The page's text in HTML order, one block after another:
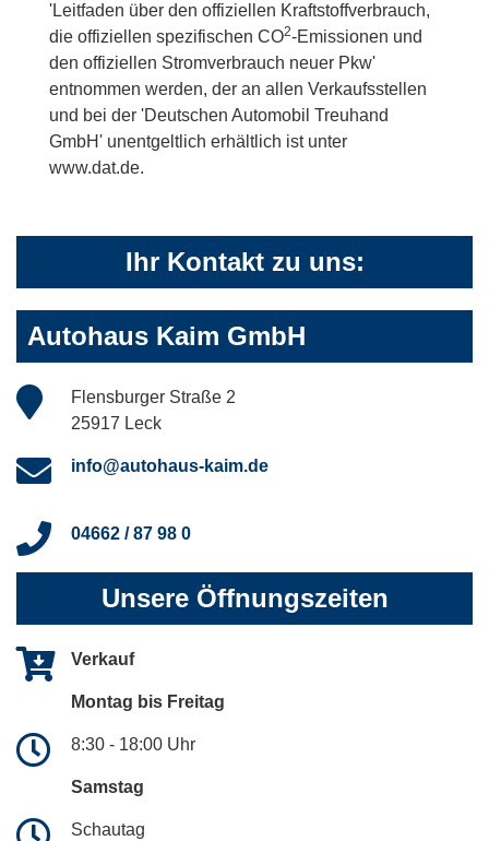
'Leitfaden über den offiziellen Kraftstoffverbrauch,
die offiziellen spezifischen CO2-Emissionen und
den offiziellen Stromverbrauch neuer Pkw'
entnommen werden, der an allen Verkaufsstellen
und bei der 'Deutschen Automobil Treuhand
GmbH' unentgeltlich erhältlich ist unter
www.dat.de.
Ihr Kontakt zu uns:
Autohaus Kaim GmbH
Flensburger Straße 2
25917 Leck
info@autohaus-kaim.de
04662 / 87 98 0
Unsere Öffnungszeiten
Verkauf
Montag bis Freitag
8:30 - 18:00 Uhr
Samstag
Schautag